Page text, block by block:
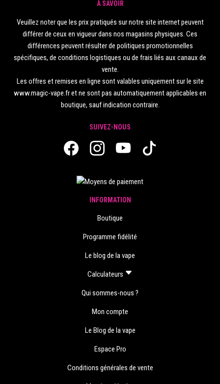
À SAVOIR
Veuillez noter que les prix pratiqués sur notre site internet peuvent
différer de ceux en vigueur dans nos magasins physiques. Ces
différences peuvent résulter de politiques promotionnelles
spécifiques, de conditions logistiques ou de frais liés aux canaux de
vente.
Les offres et remises en ligne sont valables uniquement sur le site
www.magic-vape.fr et ne sont pas automatiquement applicables en
boutique, sauf indication contraire.
SUIVEZ-NOUS
INFORMATION
Boutique
Programme fidélité
Le blog de la vape
Calculateurs
Qui sommes-nous ?
Mon compte
Le Blog de la vape
Espace Pro
Conditions générales de vente